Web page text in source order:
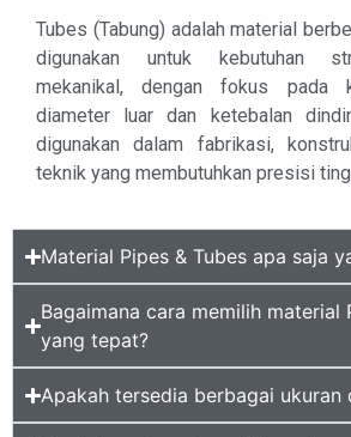
Tubes (Tabung) adalah material
digunakan untuk kebutuhan
mekanikal, dengan fokus pada
diameter luar dan ketebalan
digunakan dalam fabrikasi,
teknik yang membutuhkan presisi
Material Pipes & Tubes apa saja
Bagaimana cara memilih material
yang tepat?
Apakah tersedia berbagai ukuran